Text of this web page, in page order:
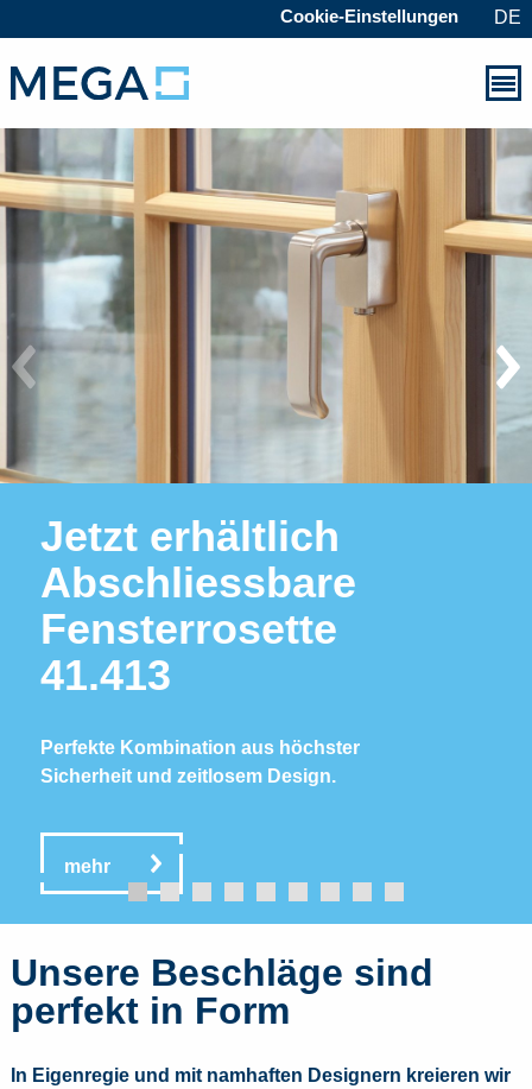
Cookie-Einstellungen DE
Jetzt erhältlich
Abschliessbare
Fensterrosette
41.413
Perfekte Kombination aus höchster
Sicherheit und zeitlosem Design.
mehr
Unsere Beschläge sind
perfekt in Form
In Eigenregie und mit namhaften Designern kreieren wir